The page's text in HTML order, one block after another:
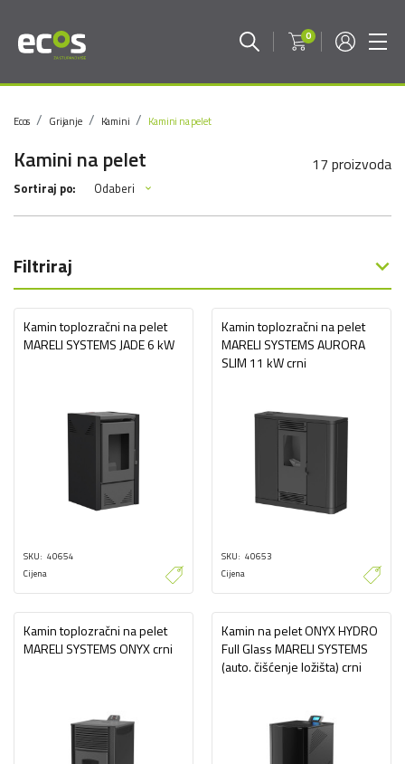
0
Ecos Grijanje Kamini Kamini na pelet
Kamini na pelet 17 proizvoda
Sortiraj po: Odaberi
Filtriraj
Kamin toplozračni na pelet
MARELI SYSTEMS JADE 6 kW
SKU 40654
Cijena
Kamin toplozračni na pelet
MARELI SYSTEMS AURORA
SLIM 11 kW crni
SKU 40653
Cijena
Kamin toplozračni na pelet
MARELI SYSTEMS ONYX crni
Kamin na pelet ONYX HYDRO
Full Glass MARELI SYSTEMS
(auto. čišćenje ložišta) crni